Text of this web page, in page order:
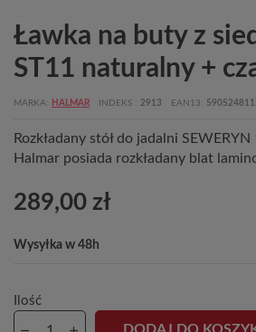
Ławka na buty z
ST11 naturalny +
MARKA HALMAR INDEKS 2913 EAN13
Rozkładany stół do jadalni
Halmar posiada rozkładany blat
289,00 zł
Wysyłka w 48h
Ilość